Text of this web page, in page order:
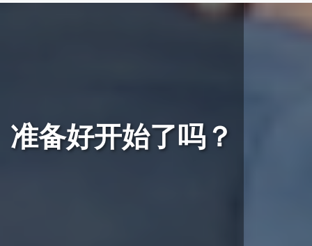
准备好开始了吗？